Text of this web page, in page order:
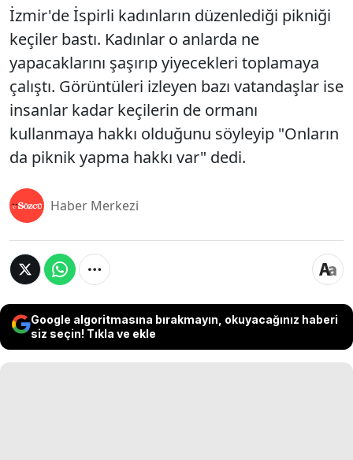
İzmir'de İspirli kadınların düzenlediği pikniği
keçiler bastı. Kadınlar o anlarda ne
yapacaklarını şaşırıp yiyecekleri toplamaya
çalıştı. Görüntüleri izleyen bazı vatandaşlar ise
insanlar kadar keçilerin de ormanı
kullanmaya hakkı olduğunu söyleyip "Onların
da piknik yapma hakkı var" dedi.
Haber Merkezi
Google algoritmasına bırakmayın, okuyacağınız haberi
siz seçin! Tıkla ve ekle